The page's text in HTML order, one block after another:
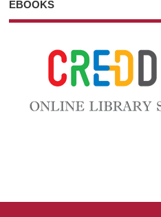
EBOOKS